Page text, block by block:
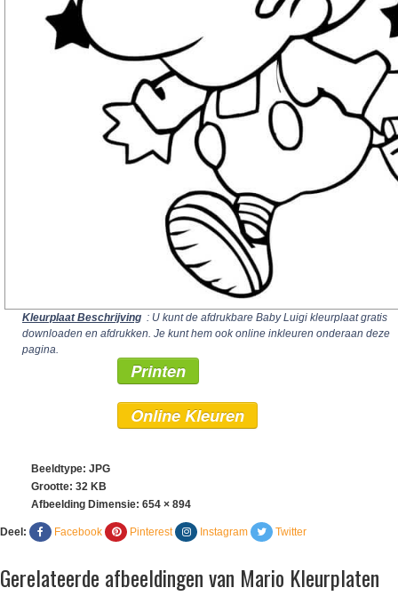
Kleurplaat Beschrijving : U kunt de afdrukbare Baby Luigi kleurplaat gratis
downloaden en afdrukken. Je kunt hem ook online inkleuren onderaan deze
pagina.
Printen
Online Kleuren
Beeldtype: JPG
Grootte: 32 KB
Afbeelding Dimensie: 654 × 894
Deel: Facebook Pinterest Instagram Twitter
Gerelateerde afbeeldingen van Mario Kleurplaten